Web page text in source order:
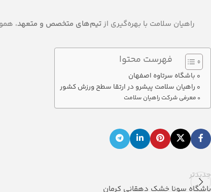
راهیان سلامت با بهره‌گیری ازتیم‌های متخصص و متعهد،
فهرست محتوا
باشگاه سرتاوه اصفهان
راهیان سلامت پیشرو در ارتقا سطح ورزش کشور
معرفی شرکت راهیان سلامت
جدیدتر
باشگاه سونا خشک دهقانی کرمان